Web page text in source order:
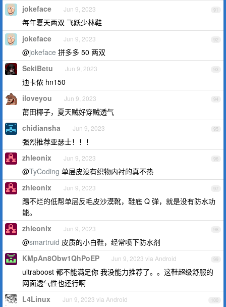
91
jokeface Jun 9, 2023
每年夏天两双 飞跃少林鞋
92
jokeface Jun 9, 2023
@jokeface 拼多多 50 两双
93
SekiBetu Jun 9, 2023
迪卡侬 hn150
94
iloveyou Jun 9, 2023
莆田椰子，夏天贼好穿贼透气
95
chidiansha Jun 9, 2023
强烈推荐亚瑟士！！！
96
zhleonix Jun 9, 2023
@TyCoding 单层皮没有织物内衬的真不热
97
zhleonix Jun 9, 2023
踢不烂的低帮单层反毛皮沙漠靴，鞋底 Q 弹，就是没有防水功
能。
98
zhleonix Jun 9, 2023
@smartruid 皮质的小白鞋，经常喷下防水剂
99
KMpAn8Obw1QhPoEP Jun 9, 2023 via Android
ultraboost 都不能满足你 我没能力推荐了。。这鞋超级舒服的
网面透气性也还行啊
100
L4Linux Jun 9, 2023 via Android